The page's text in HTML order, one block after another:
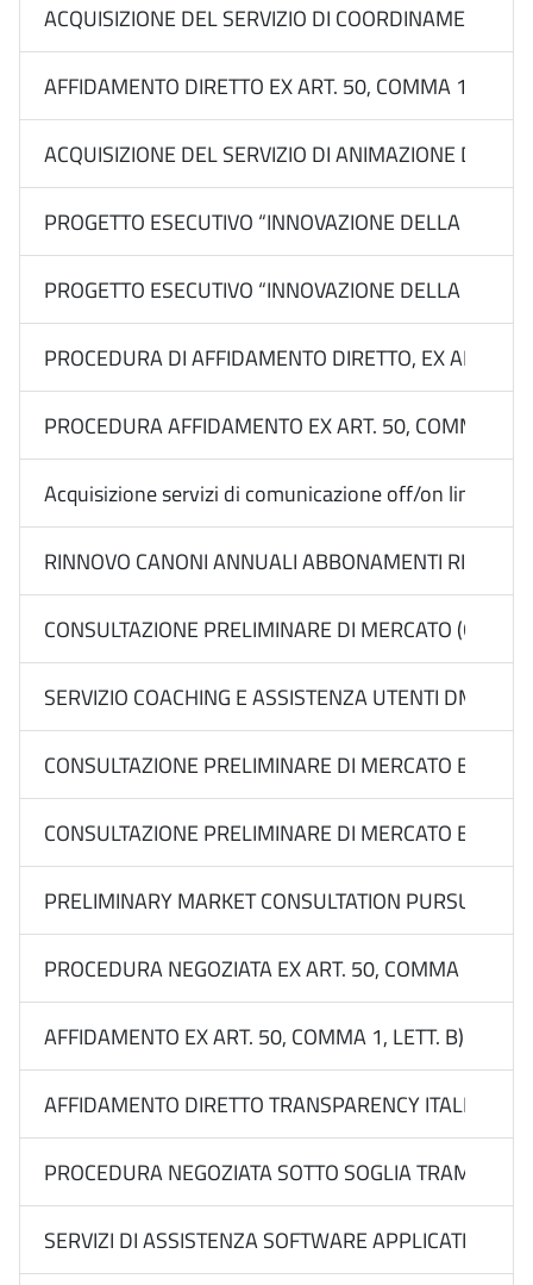
ACQUISIZIONE DEL SERVIZIO DI COORDINAMENTO
AFFIDAMENTO DIRETTO EX ART. 50, COMMA 1,
ACQUISIZIONE DEL SERVIZIO DI ANIMAZIONE
PROGETTO ESECUTIVO “INNOVAZIONE DELLA
PROGETTO ESECUTIVO “INNOVAZIONE DELLA
PROCEDURA DI AFFIDAMENTO DIRETTO, EX ART.
PROCEDURA AFFIDAMENTO EX ART. 50, COMMA 1,
Acquisizione servizi di comunicazione off/on line
RINNOVO CANONI ANNUALI ABBONAMENTI RIVISTE
CONSULTAZIONE PRELIMINARE DI MERCATO
SERVIZIO COACHING E ASSISTENZA UTENTI DMS
CONSULTAZIONE PRELIMINARE DI MERCATO EX
CONSULTAZIONE PRELIMINARE DI MERCATO EX
PRELIMINARY MARKET CONSULTATION
PROCEDURA NEGOZIATA EX ART. 50, COMMA 1,
AFFIDAMENTO EX ART. 50, COMMA 1, LETT. B) DEL
AFFIDAMENTO DIRETTO TRANSPARENCY ITALIA
PROCEDURA NEGOZIATA SOTTO SOGLIA TRAMITE
SERVIZI DI ASSISTENZA SOFTWARE APPLICATIVI